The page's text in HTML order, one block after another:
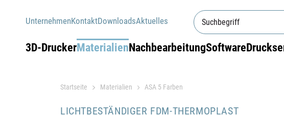
UnternehmenKontaktDownloadsAktuelles
3D-DruckerMaterialienNachbearbeitungSoftware
Startseite Materialien ASA 5 Farben
LICHTBESTÄNDIGER FDM-THERMOPLAST